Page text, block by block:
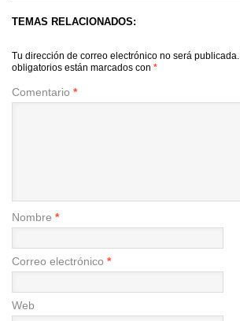
TEMAS RELACIONADOS:
Tu dirección de correo electrónico no será publicada.
obligatorios están marcados con *
Comentario *
Nombre *
Correo electrónico *
Web